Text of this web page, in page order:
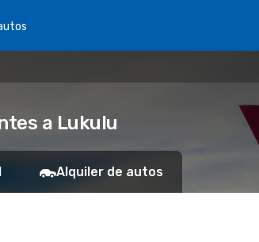
a Lukulu
Alquiler de autos